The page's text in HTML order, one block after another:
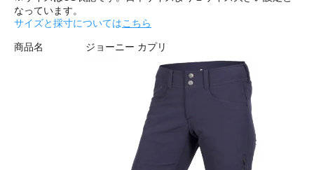
なっています。
サイズと採寸についてはこちら
商品名 ジョーニー カプリ